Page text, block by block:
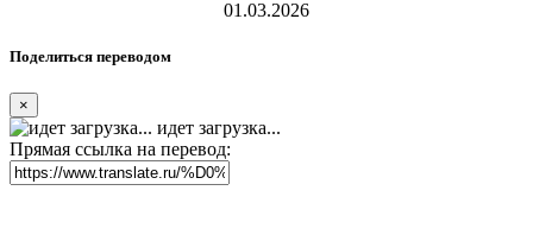
01.03.2026
Поделиться переводом
×
идет загрузка...
Прямая ссылка на перевод: